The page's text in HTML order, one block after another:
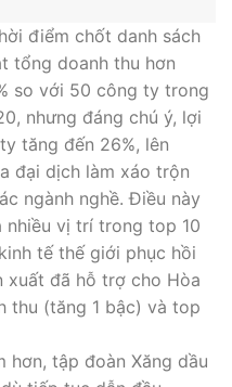
xuất đã hỗ trợ cho Hòa
(tăng 1 bậc) và top
hơn, tập đoàn Xăng dầu
tiếp tục dẫn đầu
vị trí 32 năm nay
chính có một năm kinh
top 10 công ty về
ngân hàng, nhưng
cao nhất, có đến
tố tạo nên thay đổi
sách 50 công ty niêm